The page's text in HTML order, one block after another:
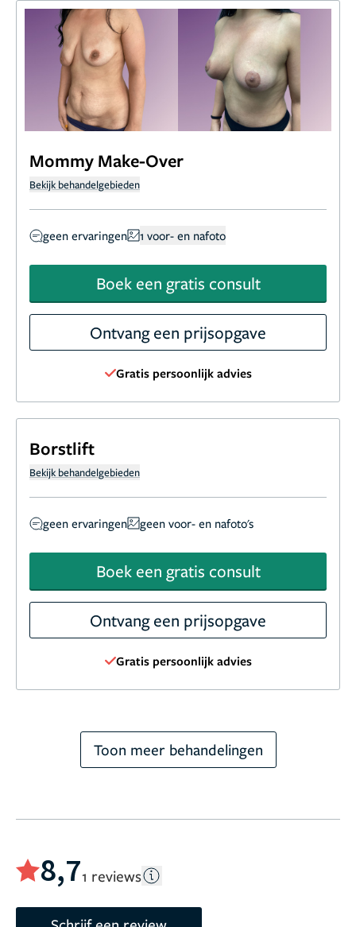
Mommy Make-Over
Bekijk behandelgebieden
geen ervaringen 1 voor- en nafoto
Boek een gratis consult
Ontvang een prijsopgave
Gratis persoonlijk advies
Borstlift
Bekijk behandelgebieden
geen ervaringen geen voor- en nafoto's
Boek een gratis consult
Ontvang een prijsopgave
Gratis persoonlijk advies
Toon meer behandelingen
8,71 reviews